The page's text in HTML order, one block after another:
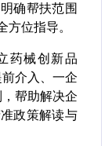
确帮扶范围
方位指导。
药械创新品
介入、一企
帮助解决企
政策解读与